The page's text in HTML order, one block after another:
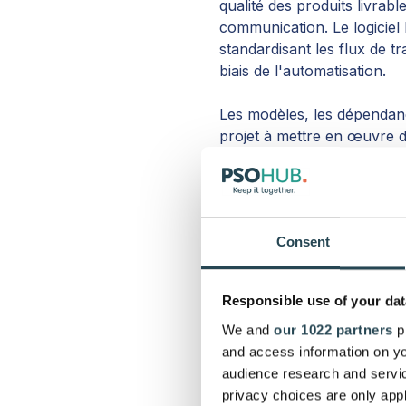
Consent
Responsible use of your
We and our 1022 partners
and access information on
audience research and
privacy choices are only
qualité des produits
communication. Le
standardisant les flux de
biais de l'automatisation.
Les modèles, les
projet à mettre en œuvre
campagne, mise en
prévisible et
qualité d'un projet à
recommander d'autres
confiance à long terme.